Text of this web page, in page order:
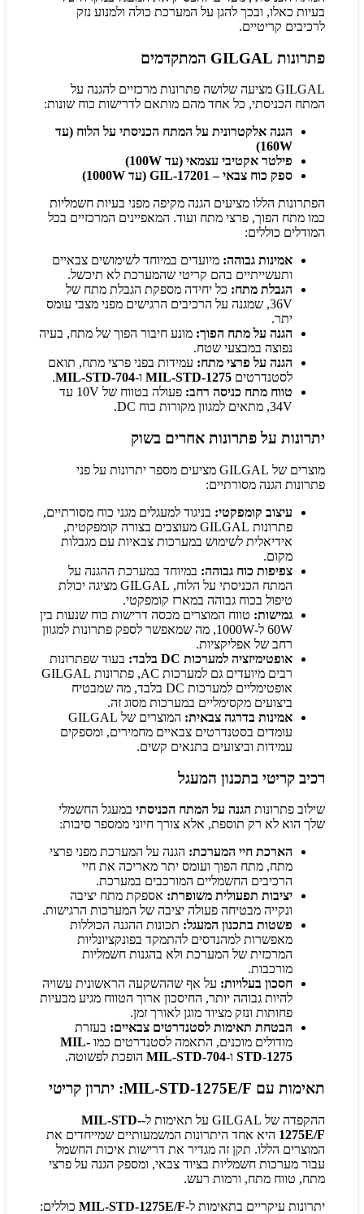
בעיות כאלו, ובכך להגן על המערכת כולה ולמנוע נזק
לרכיבים קריטיים.
פתרונות GILGAL המתקדמים
GILGAL מציעה שלושה פתרונות מרכזיים להגנה על
המתח הכניסתי, כל אחד מהם מותאם לדרישות כוח שונות:
הגנה אלקטרונית על המתח הכניסתי על הלוח (עד
160W)
פילטר אקטיבי עצמאי (עד 100W)
ספק כוח צבאי – GIL-17201 (עד 1000W)
הפתרונות הללו מציעים הגנה מקיפה מפני בעיות חשמליות
כמו מתח הפוך, פרצי מתח ועוד. המאפיינים המרכזיים בכל
המודלים כוללים:
אמינות גבוהה: מיועדים במיוחד לשימושים צבאיים
ותעשייתיים בהם קריטי שהמערכת לא תיכשל.
הגבלת מתח: כל יחידה מספקת הגבלת מתח של
36V, שמגנה על הרכיבים הרגישים מפני מצבי עומס
יתר.
הגנה על מתח הפוך: מונע חיבור הפוך של מתח, בעיה
נפוצה במבצעי שטח.
הגנה על פרצי מתח: עמידות בפני פרצי מתח, תואם
לסטנדרטים MIL-STD-1275 ו-MIL-STD-704
.
טווח מתח כניסה רחב:
פעולה בטווח של 10V עד
34V, מתאים למגוון מקורות כוח DC.
יתרונות על פתרונות אחרים בשוק
מוצרים של GILGAL מציעים מספר יתרונות על פני
פתרונות הגנה מסורתיים:
עיצוב קומפקטי: בניגוד למעגלים מגני כוח מסורתיים,
פתרונות GILGAL מעוצבים בצורה קומפקטית,
אידיאלית לשימוש במערכות צבאיות עם מגבלות
מקום.
צפיפות כוח גבוהה: במיוחד במערכת ההגנה על
המתח הכניסתי על הלוח, GILGAL מציגה יכולת
טיפול בכוח גבוהה במארז קומפקטי.
גמישות: טווח המוצרים מכסה דרישות כוח שנעות בין
60W ל-1000W, מה שמאפשר לספק פתרונות למגוון
רחב של אפליקציות.
אופטימיזציה למערכות DC בלבד:
בעוד שפתרונות
רבים מיועדים גם למערכות AC, פתרונות GILGAL
אופטימליים למערכות DC בלבד, מה שמבטיח
ביצועים מקסימליים במערכות מסוג זה.
אמינות בדרגה צבאית:
המוצרים של GILGAL
עומדים בסטנדרטים צבאיים מחמירים, ומספקים
עמידות וביצועים בתנאים קשים.
רכיב קריטי בתכנון המעגל
שילוב פתרונות הגנה על המתח הכניסתי במעגל החשמלי
שלך הוא לא רק תוספת, אלא צורך חיוני ממספר סיבות:
הארכת חיי המערכת: הגנה על המערכת מפני פרצי
מתח, מתח הפוך ועומס יתר מאריכה את חיי
הרכיבים החשמליים המורכבים במערכת.
יציבות תפעולית משופרת: אספקת מתח יציבה
ונקייה מבטיחה פעולה יציבה של המערכות הרגישות.
פשטות בתכנון המעגל: תכונות ההגנה הכוללות
מאפשרות למהנדסים להתמקד בפונקציונליות
המרכזית של המערכת ולא בהגנות חשמליות
מורכבות.
חסכון בעלויות: על אף שההשקעה הראשונית עשויה
להיות גבוהה יותר, החיסכון ארוך הטווח מגיע מבעיות
פחותות ונזק מציוד מוגן לאורך זמן.
הבטחת תאימות לסטנדרטים צבאיים: בעזרת
מודולים מוכנים, התאמה לסטנדרטים כמו MIL-
STD-1275 ו-MIL-STD-704 הופכת לפשוטה.
תאימות עם MIL-STD-1275E/F: יתרון קריטי
ההקפדה של GILGAL על תאימות ל-
MIL-STD-
1275E/F היא אחד היתרונות המשמעותיים שמייחדים את
המוצרים הללו. תקן זה מגדיר את דרישות איכות החשמל
עבור מערכות חשמליות בציוד צבאי, ומספק הגנה על פרצי
מתח, טווח מתח, ורמות רעש.
יתרונות עיקריים בתאימות ל-MIL-STD-1275E/F כוללים: